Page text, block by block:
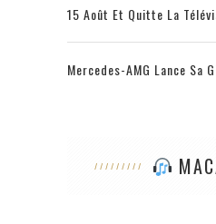
15 Août Et Quitte La
Mercedes-AMG Lance Sa